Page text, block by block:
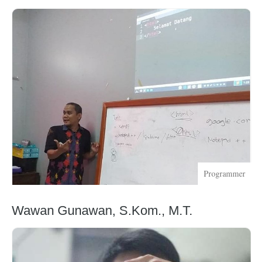
Programmer
Wawan Gunawan, S.Kom., M.T.